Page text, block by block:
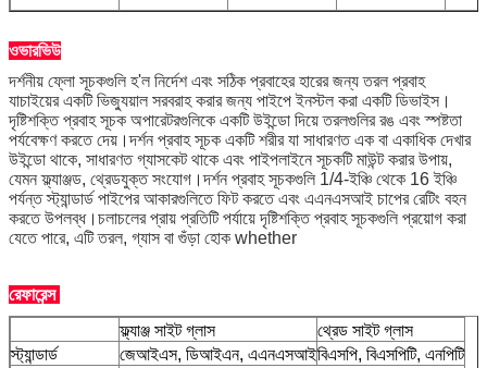
ওভারভিউ
দর্শনীয় ফ্লো সূচকগুলি হ'ল নির্দেশ এবং সঠিক প্রবাহের হারের জন্য তরল প্রবাহ
যাচাইয়ের একটি ভিজ্যুয়াল সরবরাহ করার জন্য পাইপে ইনস্টল করা একটি ডিভাইস।
দৃষ্টিশক্তি প্রবাহ সূচক অপারেটরগুলিকে একটি উইন্ডো দিয়ে তরলগুলির রঙ এবং স্পষ্টতা
পর্যবেক্ষণ করতে দেয়।দর্শন প্রবাহ সূচক একটি শরীর যা সাধারণত এক বা একাধিক দেখার
উইন্ডো থাকে, সাধারণত গ্যাসকেট থাকে এবং পাইপলাইনে সূচকটি মাউন্ট করার উপায়,
যেমন ফ্ল্যাঞ্জড, থ্রেডযুক্ত সংযোগ।দর্শন প্রবাহ সূচকগুলি 1/4-ইঞ্চি থেকে 16 ইঞ্চি
পর্যন্ত স্ট্যান্ডার্ড পাইপের আকারগুলিতে ফিট করতে এবং এএনএসআই চাপের রেটিং বহন
করতে উপলব্ধ।চলাচলের প্রায় প্রতিটি পর্যায়ে দৃষ্টিশক্তি প্রবাহ সূচকগুলি প্রয়োগ করা
যেতে পারে, এটি তরল, গ্যাস বা গুঁড়া হোক whether
রেফারেন্স
ফ্ল্যাঞ্জ সাইট গ্লাস
থ্রেড সাইট গ্লাস
স্ট্যান্ডার্ড
জেআইএস, ডিআইএন, এএনএসআইবিএসপি, বিএসপিটি, এনপিটি